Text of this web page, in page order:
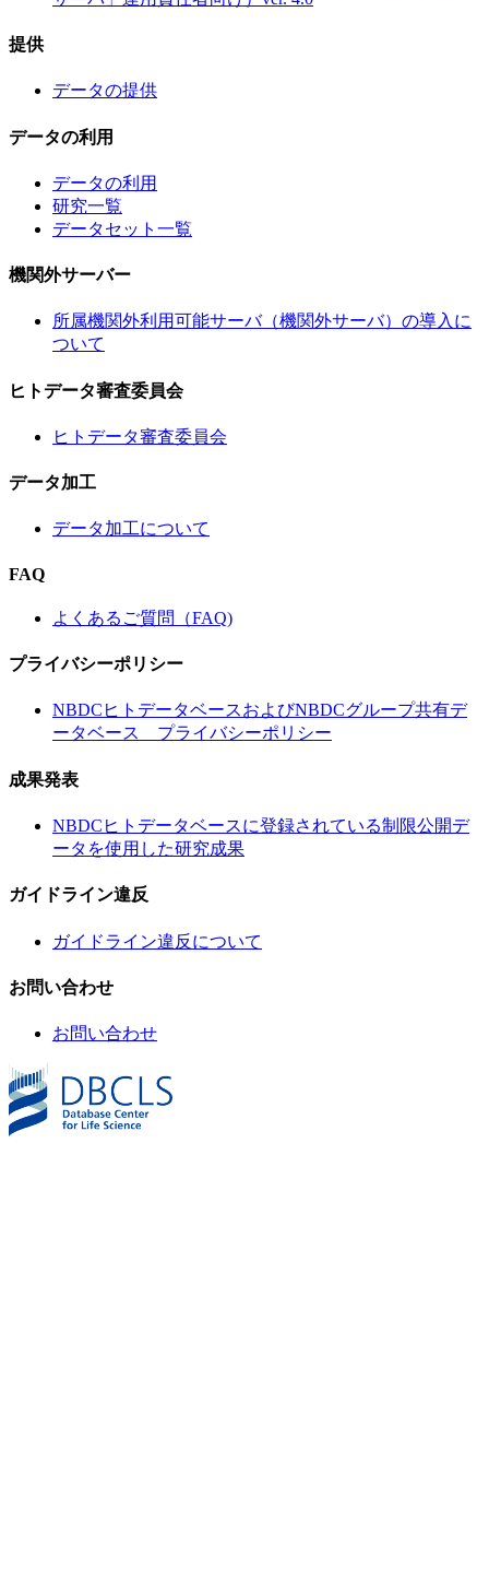
提供
データの提供
データの利用
データの利用
研究一覧
データセット一覧
機関外サーバー
所属機関外利用可能サーバ（機関外サーバ）の導入に
ついて
ヒトデータ審査委員会
ヒトデータ審査委員会
データ加工
データ加工について
FAQ
よくあるご質問（FAQ)
プライバシーポリシー
NBDCヒトデータベースおよびNBDCグループ共有デ
ータベース プライバシーポリシー
成果発表
NBDCヒトデータベースに登録されている制限公開デ
ータを使用した研究成果
ガイドライン違反
ガイドライン違反について
お問い合わせ
お問い合わせ